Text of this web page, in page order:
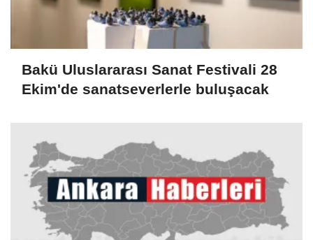
Bakü Uluslararası Sanat Festivali 28
Ekim'de sanatseverlerle buluşacak